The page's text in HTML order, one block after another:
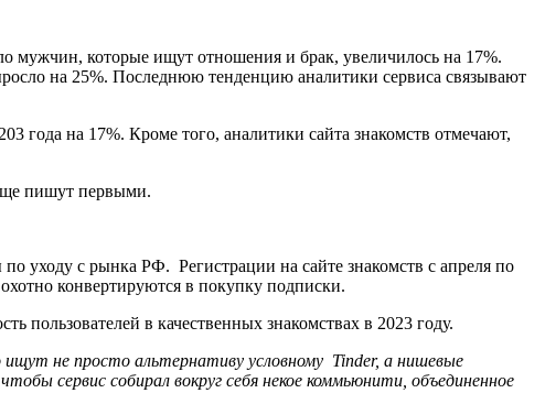
мужчин, которые ищут отношения и брак, увеличилось на 17%.
на 25%. Последнюю тенденцию аналитики сервиса связывают
года на 17%. Кроме того, аналитики сайта знакомств отмечают,
пишут первыми.
уходу с рынка РФ. Регистрации на сайте знакомств с апреля по
конвертируются в покупку подписки.
пользователей в качественных знакомствах в 2023 году.
не просто альтернативу условному Tinder, а нишевые
сервис собирал вокруг себя некое коммьюнити, объединенное